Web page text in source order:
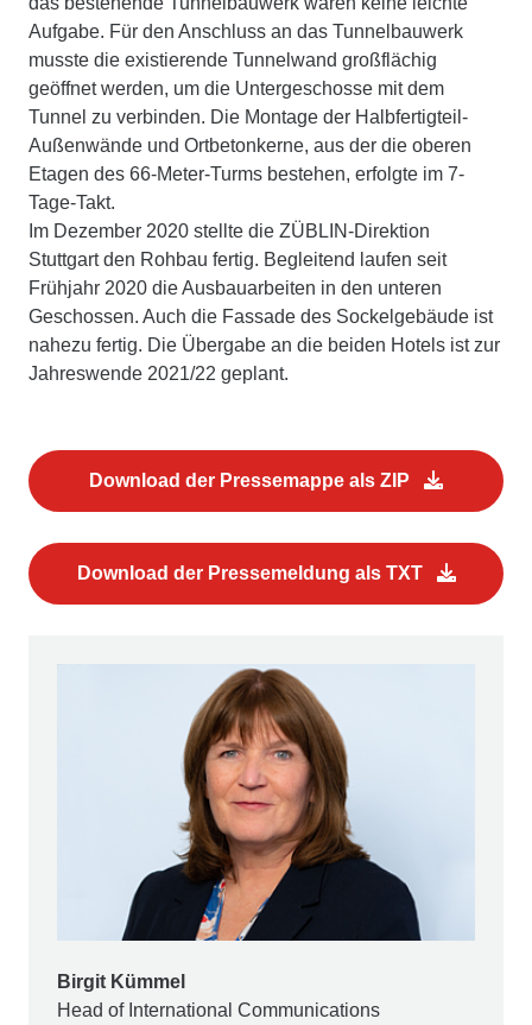
Aufgabe. Für den Anschluss an das Tunnelbauwerk
musste die existierende Tunnelwand großflächig
geöffnet werden, um die Untergeschosse mit dem
Tunnel zu verbinden. Die Montage der Halbfertigteil-
Außenwände und Ortbetonkerne, aus der die oberen
Etagen des 66-Meter-Turms bestehen, erfolgte im 7-
Tage-Takt.
Im Dezember 2020 stellte die ZÜBLIN-Direktion
Stuttgart den Rohbau fertig. Begleitend laufen seit
Frühjahr 2020 die Ausbauarbeiten in den unteren
Geschossen. Auch die Fassade des Sockelgebäude ist
nahezu fertig. Die Übergabe an die beiden Hotels ist zur
Jahreswende 2021/22 geplant.
Download der Pressemappe als ZIP
Download der Pressemeldung als TXT
Birgit Kümmel
Head of International Communications